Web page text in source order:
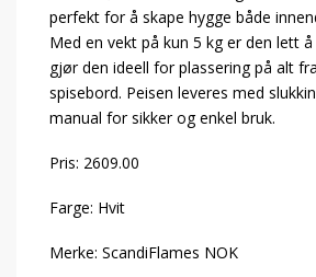
perfekt for å skape hygge både
Med en vekt på kun 5 kg er den lett
gjør den ideell for plassering på alt
spisebord. Peisen leveres med
manual for sikker og enkel bruk.
Pris: 2609.00
Farge: Hvit
Merke: ScandiFlames NOK